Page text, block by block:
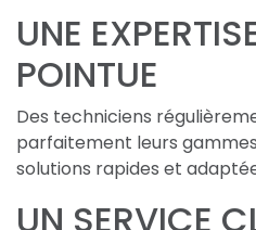
UNE
POINTUE
Des techniciens
parfaitement leurs
solutions rapides et
UN SERVICE